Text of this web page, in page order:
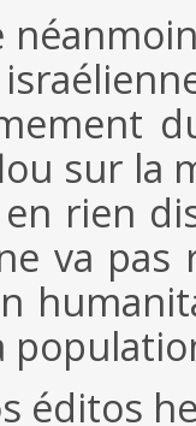
sur la
en rien
va pas
éditos